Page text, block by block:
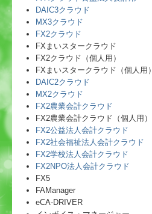
DAIC3クラウド
MX3クラウド
FX2クラウド
FXまいスタークラウド
FX2クラウド（個人用）
FXまいスタークラウド（個人用）
DAIC2クラウド
MX2クラウド
FX2農業会計クラウド
FX2農業会計クラウド（個人用）
FX2公益法人会計クラウド
FX2社会福祉法人会計クラウド
FX2学校法人会計クラウド
FX2NPO法人会計クラウド
FX5
FAManager
eCA-DRIVER